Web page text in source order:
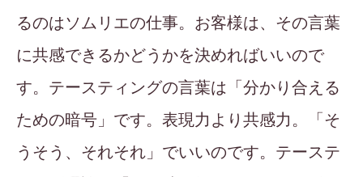
るのはソムリエの仕事。お客様は、その言葉
に共感できるかどうかを決めればいいので
す。テースティングの言葉は「分かり合える
ための暗号」です。表現力より共感力。「そ
うそう、それそれ」でいいのです。テーステ